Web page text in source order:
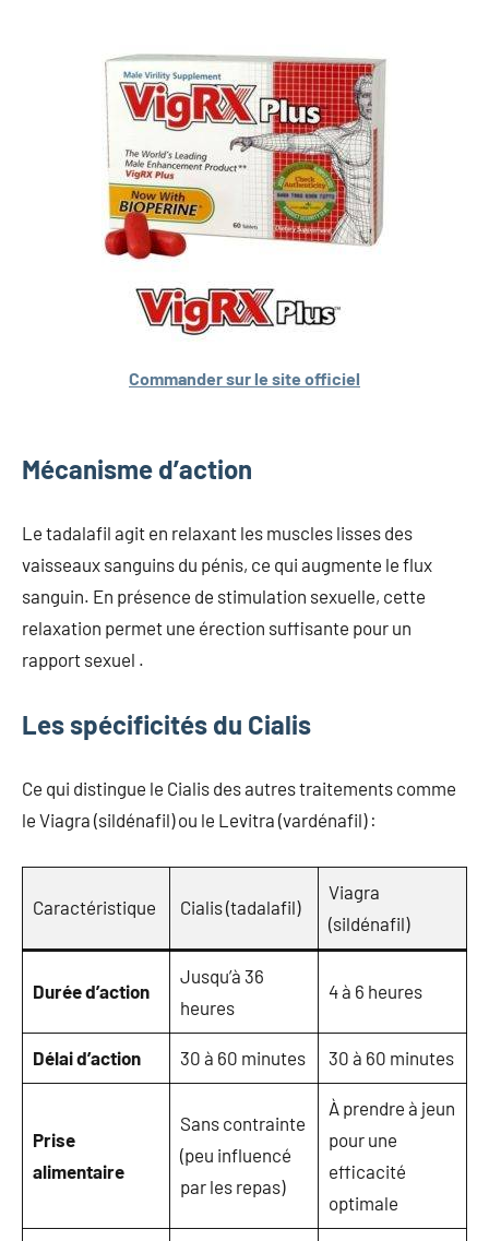
Commander sur le site officiel
Mécanisme d’action
Le tadalafil agit en relaxant les muscles lisses des
vaisseaux sanguins du pénis, ce qui augmente le flux
sanguin. En présence de stimulation sexuelle, cette
relaxation permet une érection suffisante pour un
rapport sexuel .
Les spécificités du Cialis
Ce qui distingue le Cialis des autres traitements comme
le Viagra (sildénafil) ou le Levitra (vardénafil) :
Caractéristique Cialis (tadalafil)
Viagra
(sildénafil)
Durée d’action
Jusqu’à 36
heures
4 à 6 heures
Délai d’action 30 à 60 minutes 30 à 60 minutes
Prise
alimentaire
Sans contrainte
(peu influencé
par les repas)
À prendre à jeun
pour une
efficacité
optimale